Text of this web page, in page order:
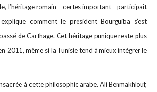
l’héritage romain – certes important - participait
comment le président Bourguiba s’est
de Carthage. Cet héritage punique reste plus
2011, même si la Tunisie tend à mieux intégrer le
à cette philosophie arabe. Ali Benmakhlouf,